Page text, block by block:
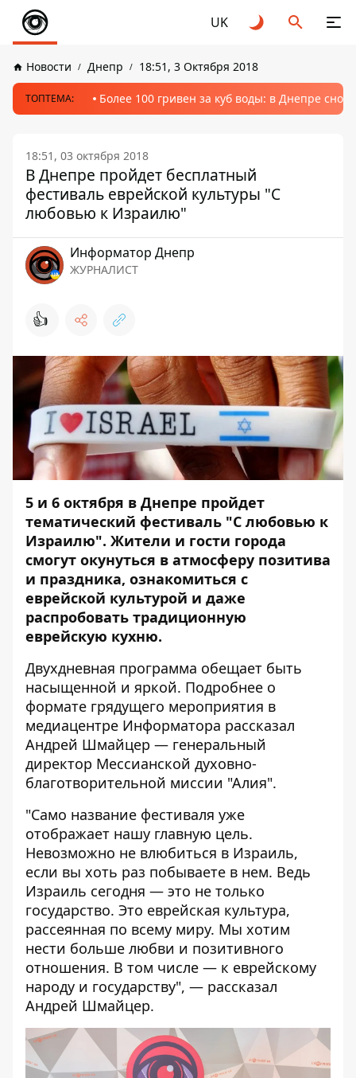
UK
Новости Днепр 18:51, 3 Октября 2018
ТОПТЕМА: Более 100 гривен за куб воды: в Днепре
18:51, 03 октября 2018
В Днепре пройдет бесплатный
фестиваль еврейской культуры "С
любовью к Израилю"
Информатор Днепр
ЖУРНАЛИСТ
👍
5 и 6 октября в Днепре пройдет
тематический фестиваль "С любовью к
Израилю". Жители и гости города
смогут окунуться в атмосферу позитива
и праздника, ознакомиться с
еврейской культурой и даже
распробовать традиционную
еврейскую кухню.
Двухдневная программа обещает быть
насыщенной и яркой. Подробнее о
формате грядущего мероприятия в
медиацентре Информатора рассказал
Андрей Шмайцер — генеральный
директор Мессианской духовно-
благотворительной миссии "Алия".
"Само название фестиваля уже
отображает нашу главную цель.
Невозможно не влюбиться в Израиль,
если вы хоть раз побываете в нем. Ведь
Израиль сегодня — это не только
государство. Это еврейская культура,
рассеянная по всему миру. Мы хотим
нести больше любви и позитивного
отношения. В том числе — к еврейскому
народу и государству", — рассказал
Андрей Шмайцер.